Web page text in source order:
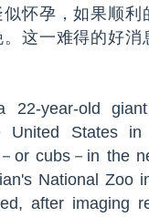
怀孕，如果顺利
这一难得的好消
22-year-old
United States in
or cubs－in the
National Zoo
after imaging